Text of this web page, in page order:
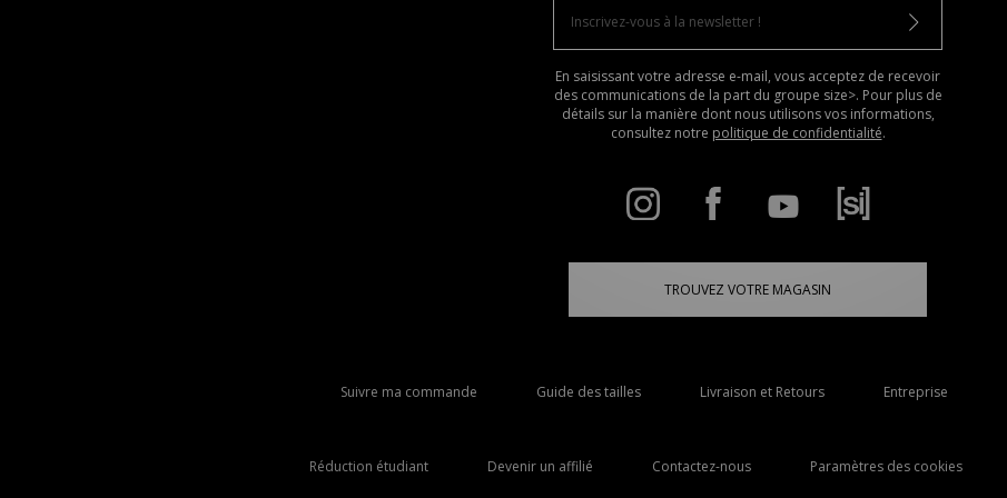
En saisissant votre adresse e-mail, vous acceptez de recevoir
des communications de la part du groupe size>. Pour plus de
détails sur la manière dont nous utilisons vos informations,
consultez notre politique de confidentialité.
TROUVEZ VOTRE MAGASIN
Suivre ma commande Guide des tailles Livraison et Retours Entreprise
Réduction étudiant Devenir un affilié Contactez-nous Paramètres des cookies